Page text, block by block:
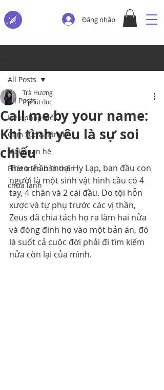
Đăng nhập
All Posts
Liệu pháp viết
Cảm xúc & Tâm lý
Mối quan hệ
Phát triển bản thân
chữa lành
All Posts
Call me by your name:
Khi tình yêu là sự soi
chiếu
Trà Hương
2 phút đọc
Theo thần thoại Hy Lạp, ban đầu con
người là một sinh vật hình cầu có 4
tay, 4 chân và 2 cái đầu. Do tội hỗn
xược và tự phụ trước các vị thần,
Zeus đã chia tách họ ra làm hai nửa
và đóng đinh họ vào một bản án, đó
là suốt cả cuộc đời phải đi tìm kiếm
nửa còn lại của mình.